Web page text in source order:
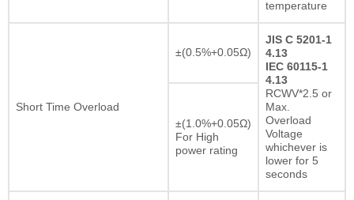
temperature
Short Time Overload
±(0.5%+0.05Ω)
JIS C 5201-1
4.13
IEC 60115-1
4.13
RCWV*2.5 or
Max.
Overload
Voltage
whichever is
lower for 5
seconds
±(1.0%+0.05Ω)
For High
power rating